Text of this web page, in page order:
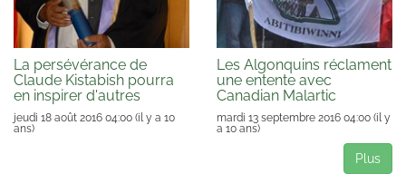
La persévérance de
Claude Kistabish pourra
en inspirer d'autres
jeudi 18 août 2016 04:00 (il y a 10
ans)
Les Algonquins réclament
une entente avec
Canadian Malartic
mardi 13 septembre 2016 04:00 (il y
a 10 ans)
Plus